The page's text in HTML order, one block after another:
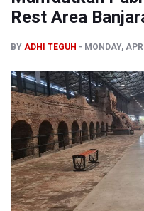
Rest Area
BY ADHI TEGUH MONDAY,